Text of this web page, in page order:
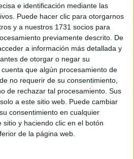
e identificación mediante las
Puede hacer clic para otorgarnos
y a nuestros 1731 socios para
previamente descrito. De
a información más detallada y
de otorgar o negar su
cuenta que algún procesamiento de
no requerir de su consentimiento,
de rechazar tal procesamiento. Sus
a este sitio web. Puede cambiar
consentimiento en cualquier
sitio y haciendo clic en el botón
de la página web.
en apoyo a un gran
a su tierra Ceuta por
Esta iniciativa pretende hacer
sino también hacer justicia con
ilustres que ha dado nuestra